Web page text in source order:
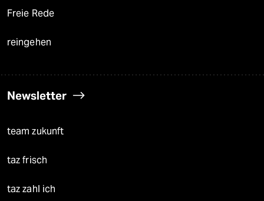
Freie Rede
reingehen
Newsletter
team zukunft
taz frisch
taz zahl ich